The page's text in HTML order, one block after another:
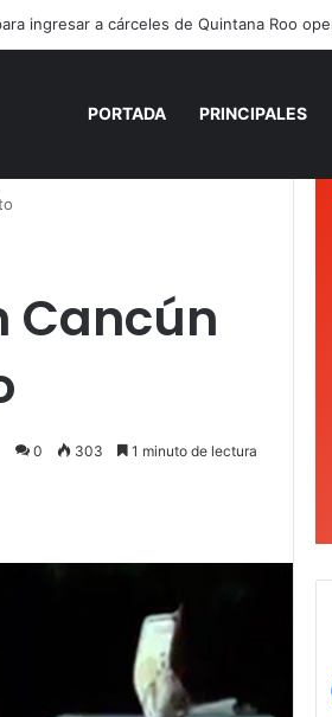
PORTADA PRINCIPALES
Cancún
0 303 1 minuto de lectura